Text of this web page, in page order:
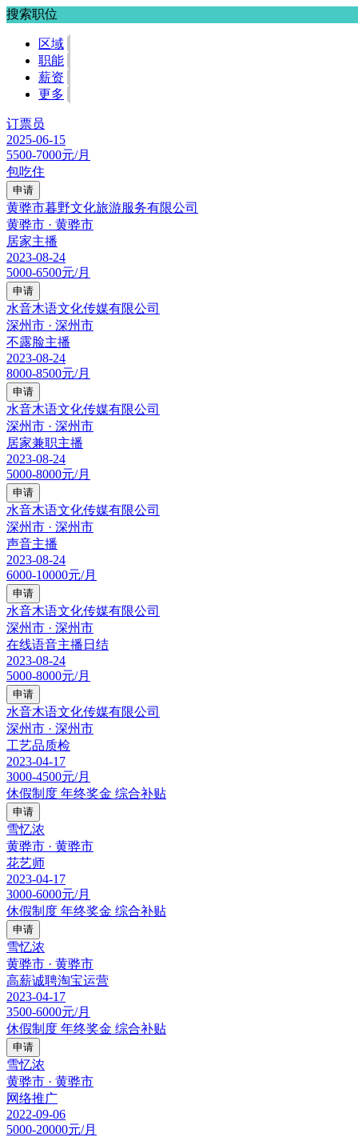
搜索职位
区域
职能
薪资
更多
订票员
2025-06-15
5500-7000元/月
包吃住
申请
黄骅市暮野文化旅游服务有限公司
黄骅市 · 黄骅市
居家主播
2023-08-24
5000-6500元/月
申请
水音木语文化传媒有限公司
深州市 · 深州市
不露脸主播
2023-08-24
8000-8500元/月
申请
水音木语文化传媒有限公司
深州市 · 深州市
居家兼职主播
2023-08-24
5000-8000元/月
申请
水音木语文化传媒有限公司
深州市 · 深州市
声音主播
2023-08-24
6000-10000元/月
申请
水音木语文化传媒有限公司
深州市 · 深州市
在线语音主播日结
2023-08-24
5000-8000元/月
申请
水音木语文化传媒有限公司
深州市 · 深州市
工艺品质检
2023-04-17
3000-4500元/月
休假制度 年终奖金 综合补贴
申请
雪忆浓
黄骅市 · 黄骅市
花艺师
2023-04-17
3000-6000元/月
休假制度 年终奖金 综合补贴
申请
雪忆浓
黄骅市 · 黄骅市
高薪诚聘淘宝运营
2023-04-17
3500-6000元/月
休假制度 年终奖金 综合补贴
申请
雪忆浓
黄骅市 · 黄骅市
网络推广
2022-09-06
5000-20000元/月